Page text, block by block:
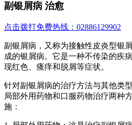
副银屑病 治愈
点击拨打免费热线：02886129902
副银屑病，又称为接触性皮炎型银
成的银屑病。它是一种不传染的疾
现红色、瘙痒和脱屑等症状。
针对副银屑病的治疗方法与其他类
局部外用药物和口服药物治疗两种
施：